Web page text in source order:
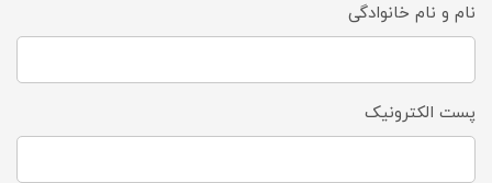
نام و نام خانوادگی
پست الکترونیک